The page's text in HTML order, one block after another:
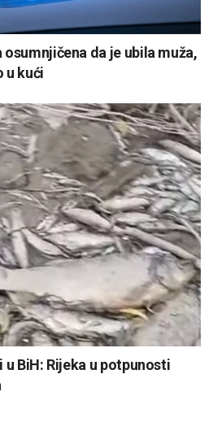
osumnjičena da je ubila muža,
u kući
u BiH: Rijeka u potpunosti